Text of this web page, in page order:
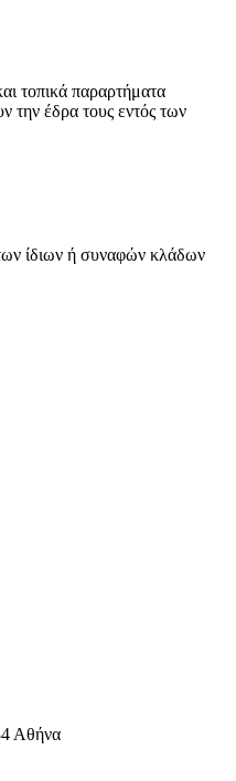
τοπικά παραρτήματα
την έδρα τους εντός των
ίδιων ή συναφών κλάδων
Αθήνα